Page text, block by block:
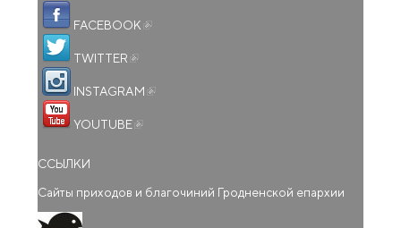
FACEBOOK
TWITTER
INSTAGRAM
YOUTUBE
ССЫЛКИ
Сайты приходов и благочиний Гродненской епархии